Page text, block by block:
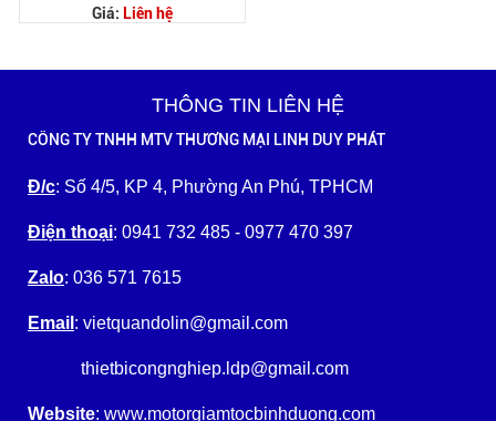
Giá: Liên hệ
THÔNG TIN LIÊN HỆ
CÔNG TY TNHH MTV THƯƠNG MẠI LINH DUY PHÁT
Đ/c: Số 4/5, KP 4, Phường An Phú, TPHCM
Điện thoại: 0941 732 485 - 0977 470 397
Zalo: 036 571 7615
Email : vietquandolin@gmail.com
thietbicongnghiep.ldp@gmail.com
Website: www.motorgiamtocbinhduong.com